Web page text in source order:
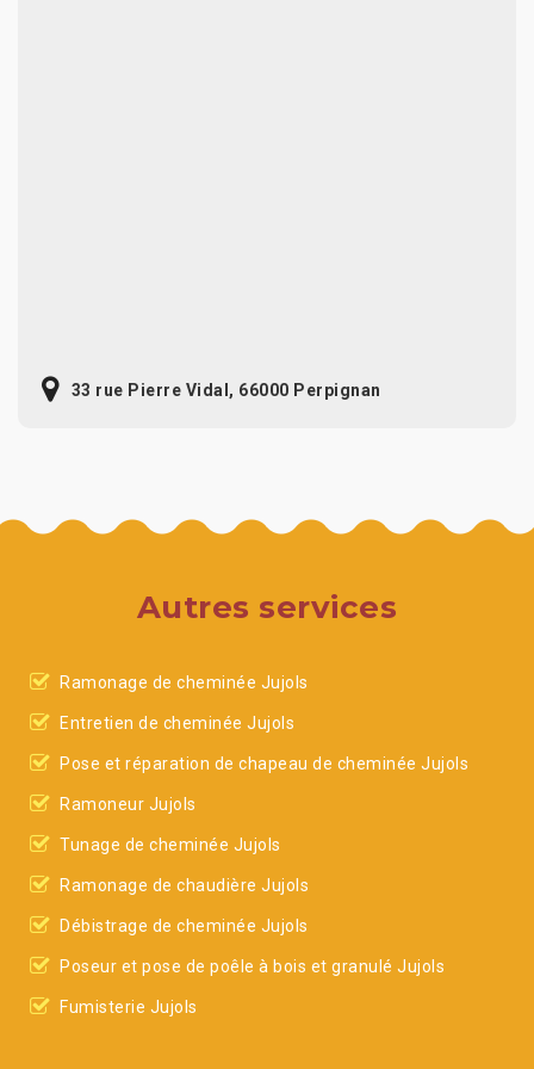
33 rue Pierre Vidal, 66000 Perpignan
Autres services
Ramonage de cheminée Jujols
Entretien de cheminée Jujols
Pose et réparation de chapeau de cheminée Jujols
Ramoneur Jujols
Tunage de cheminée Jujols
Ramonage de chaudière Jujols
Débistrage de cheminée Jujols
Poseur et pose de poêle à bois et granulé Jujols
Fumisterie Jujols